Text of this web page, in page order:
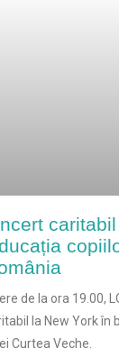
de la ora 19.00,
la New York în
Curtea Veche.